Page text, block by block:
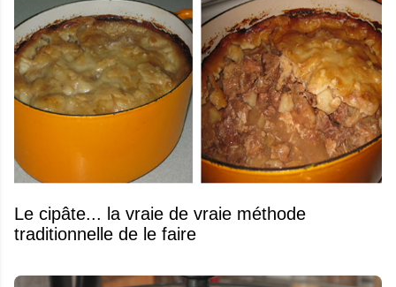
Le cipâte... la vraie de vraie méthode
traditionnelle de le faire